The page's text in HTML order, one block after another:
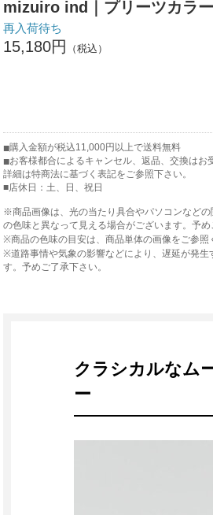
mizuiro ind｜プリーツカラ
再入荷待ち
15,180円
購入金額が税込11,000円以上で送料無料
お客様都合によるキャンセル、返品、交換はお
詳細は特商法に基づく表記をご参照下さい。
■店休日：土、日、祝日
※商品画像は、光の当たり具合やパソコンなど
の色味と異なって見える場合がございます。予め
※商品の色味の目安は、商品単体の画像をご参照
※道路事情や気象の影響などにより、遅延が発生
す。予めご了承下さい。
クラシカルなム
ー